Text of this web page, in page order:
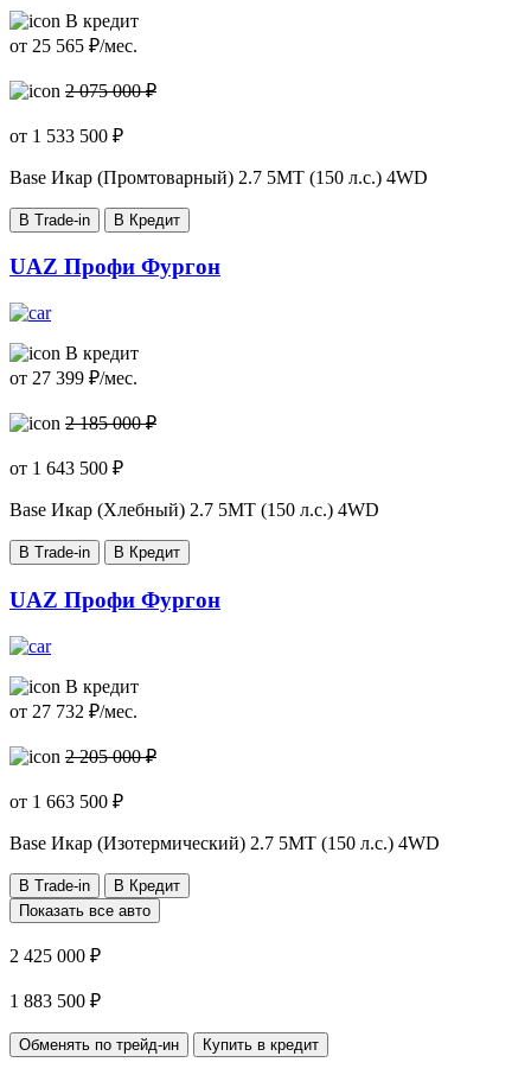
В кредит
от 25 565 ₽/мес.
2 075 000 ₽
от 1 533 500 ₽
Base Икар (Промтоварный) 2.7 5MT (150 л.с.) 4WD
В Trade-in В Кредит
UAZ Профи Фургон
В кредит
от 27 399 ₽/мес.
2 185 000 ₽
от 1 643 500 ₽
Base Икар (Хлебный) 2.7 5MT (150 л.с.) 4WD
В Trade-in В Кредит
UAZ Профи Фургон
В кредит
от 27 732 ₽/мес.
2 205 000 ₽
от 1 663 500 ₽
Base Икар (Изотермический) 2.7 5MT (150 л.с.) 4WD
В Trade-in
В Кредит
Показать все авто
2 425 000 ₽
1 883 500 ₽
Обменять по трейд-ин Купить в кредит